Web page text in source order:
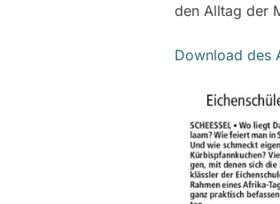
den Alltag der
Download des